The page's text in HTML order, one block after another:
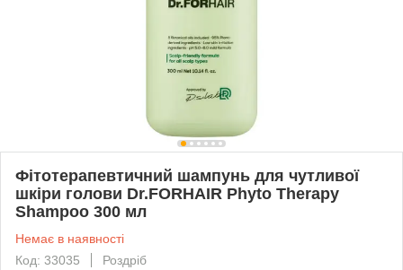
Фітотерапевтичний шампунь для чутливої
шкіри голови Dr.FORHAIR Phyto Therapy
Shampoo 300 мл
Немає в наявності
Код: 33035
Роздріб